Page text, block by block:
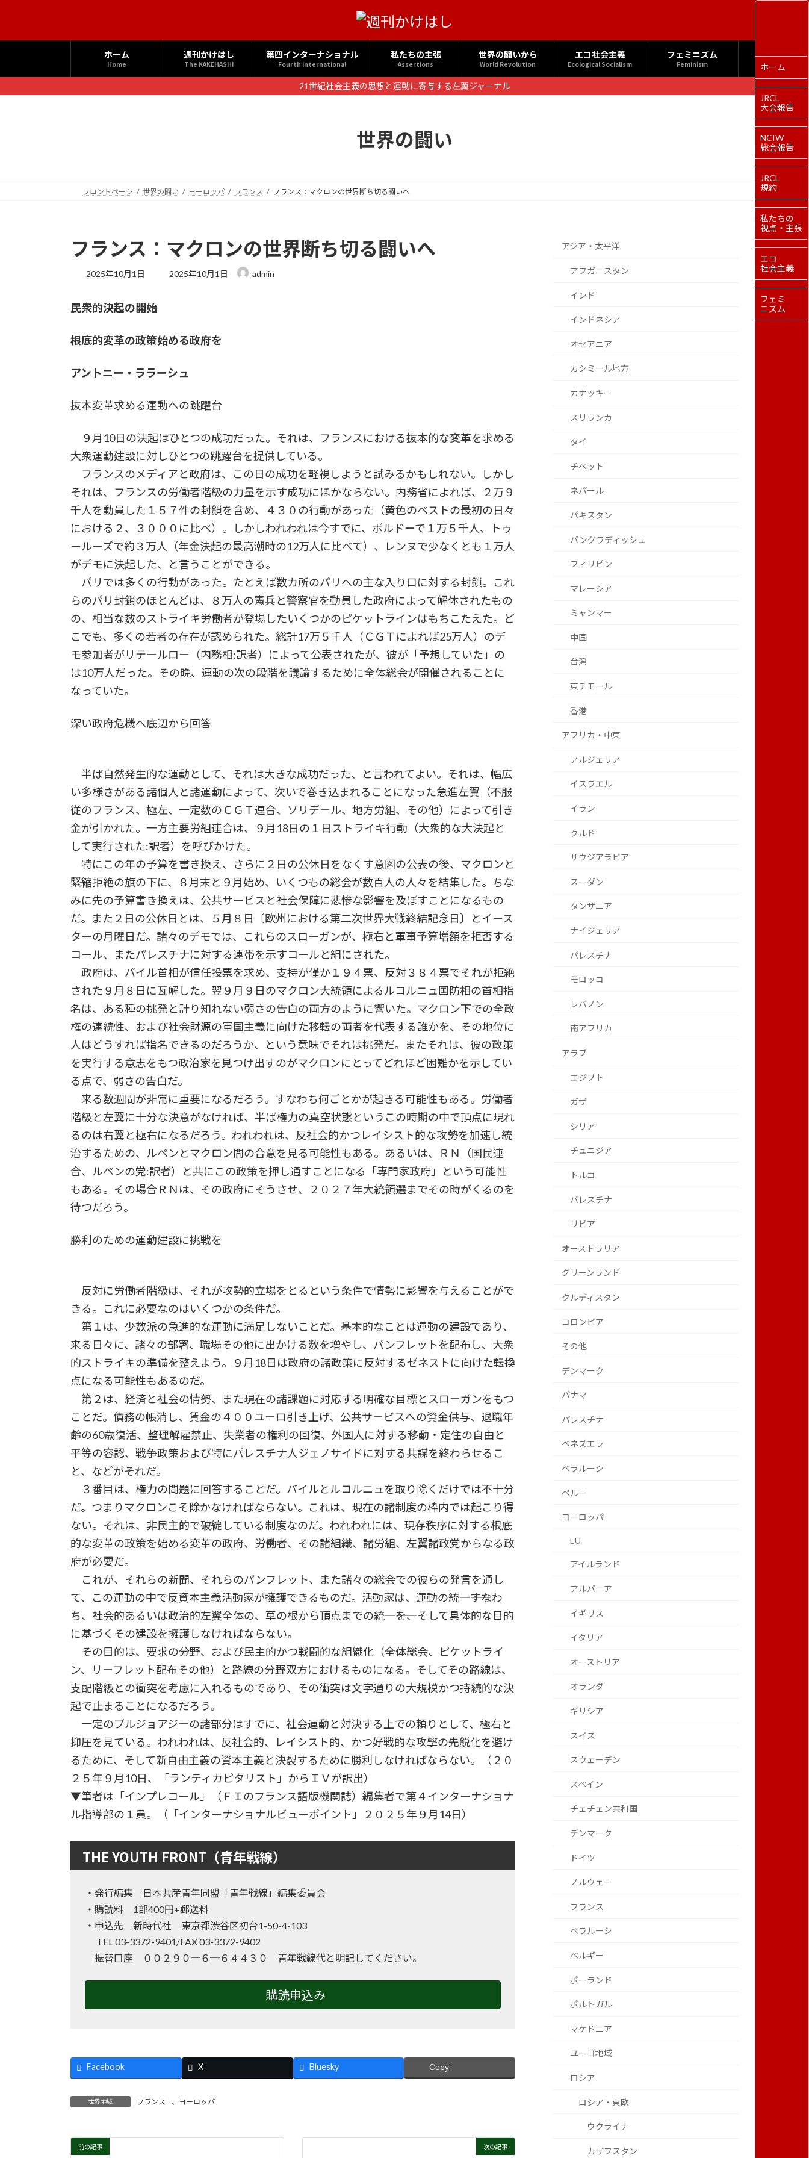
へ
ス
ョ
ン
ホーム
Home
週刊かけはし
The KAKEHASHI
第四インターナショナル
Fourth International
私たちの主張
Assertions
世界の闘いから
World Revolution
エコ社会主義
Ecological Socialism
フェミニズム
Feminism
21世紀社会主義の思想と運動に寄与する左翼ジャーナル
世界の闘い
フロントページ 世界の闘い ヨーロッパ フランス フランス：マクロンの世界断ち切る闘いへ
フランス：マクロンの世界断ち切る闘いへ
2025年10月1日
最
:
2025年10月1日 admin
民衆的決起の開始
根底的変革の政策始める政府を
アントニー・ララーシュ
抜本変革求める運動への跳躍台
９月10日の決起はひとつの成功だった。それは、フランスにおける抜本的な変革を求める
大衆運動建設に対しひとつの跳躍台を提供している。
フランスのメディアと政府は、この日の成功を軽視しようと試みるかもしれない。しかし
それは、フランスの労働者階級の力量を示す成功にほかならない。内務省によれば、２万９
千人を動員した１５７件の封鎖を含め、４３０の行動があった（黄色のベストの最初の日々
における２、３０００に比べ）。しかしわれわれは今すでに、ボルドーで１万５千人、トゥ
ールーズで約３万人（年金決起の最高潮時の12万人に比べて）、レンヌで少なくとも１万人
がデモに決起した、と言うことができる。
パリでは多くの行動があった。たとえば数カ所のパリへの主な入り口に対する封鎖。これ
らのパリ封鎖のほとんどは、８万人の憲兵と警察官を動員した政府によって解体されたもの
の、相当な数のストライキ労働者が登場したいくつかのピケットラインはもちこたえた。ど
こでも、多くの若者の存在が認められた。総計17万５千人（ＣＧＴによれば25万人）のデ
モ参加者がリテールロー（内務相:訳者）によって公表されたが、彼が「予想していた」の
は10万人だった。その晩、運動の次の段階を議論するために全体総会が開催されることに
なっていた。
深い政府危機へ底辺から回答
半ば自然発生的な運動として、それは大きな成功だった、と言われてよい。それは、幅広
い多様さがある諸個人と諸運動によって、次いで巻き込まれることになった急進左翼（不服
従のフランス、極左、一定数のＣＧＴ連合、ソリデール、地方労組、その他）によって引き
金が引かれた。一方主要労組連合は、９月18日の１日ストライキ行動（大衆的な大決起と
して実行された:訳者）を呼びかけた。
特にこの年の予算を書き換え、さらに２日の公休日をなくす意図の公表の後、マクロンと
緊縮拒絶の旗の下に、８月末と９月始め、いくつもの総会が数百人の人々を結集した。ちな
みに先の予算書き換えは、公共サービスと社会保障に悲惨な影響を及ぼすことになるもの
だ。また２日の公休日とは、５月８日〔欧州における第二次世界大戦終結記念日〕とイース
ターの月曜日だ。諸々のデモでは、これらのスローガンが、極右と軍事予算増額を拒否する
コール、またパレスチナに対する連帯を示すコールと組にされた。
政府は、バイル首相が信任投票を求め、支持が僅か１９４票、反対３８４票でそれが拒絶
された９月８日に瓦解した。翌９月９日のマクロン大統領によるルコルニュ国防相の首相指
名は、ある種の挑発と計り知れない弱さの告白の両方のように響いた。マクロン下での全政
権の連続性、および社会財源の軍国主義に向けた移転の両者を代表する誰かを、その地位に
人はどうすれば指名できるのだろうか、という意味でそれは挑発だ。またそれは、彼の政策
を実行する意志をもつ政治家を見つけ出すのがマクロンにとってどれほど困難かを示してい
る点で、弱さの告白だ。
来る数週間が非常に重要になるだろう。すなわち何ごとかが起きる可能性もある。労働者
階級と左翼に十分な決意がなければ、半ば権力の真空状態というこの時期の中で頂点に現れ
るのは右翼と極右になるだろう。われわれは、反社会的かつレイシスト的な攻勢を加速し統
治するための、ルペンとマクロン間の合意を見る可能性もある。あるいは、ＲＮ（国民連
合、ルペンの党:訳者）と共にこの政策を押し通すことになる「専門家政府」という可能性
もある。その場合ＲＮは、その政府にそうさせ、２０２７年大統領選までその時がくるのを
待つだろう。
勝利のための運動建設に挑戦を
反対に労働者階級は、それが攻勢的立場をとるという条件で情勢に影響を与えることがで
きる。これに必要なのはいくつかの条件だ。
第１は、少数派の急進的な運動に満足しないことだ。基本的なことは運動の建設であり、
来る日々に、諸々の部署、職場その他に出かける数を増やし、パンフレットを配布し、大衆
的ストライキの準備を整えよう。９月18日は政府の諸政策に反対するゼネストに向けた転換
点になる可能性もあるのだ。
第２は、経済と社会の情勢、また現在の諸課題に対応する明確な目標とスローガンをもつ
ことだ。債務の帳消し、賃金の４００ユーロ引き上げ、公共サービスへの資金供与、退職年
齢の60歳復活、整理解雇禁止、失業者の権利の回復、外国人に対する移動・定住の自由と
平等の容認、戦争政策および特にパレスチナ人ジェノサイドに対する共謀を終わらせるこ
と、などがそれだ。
３番目は、権力の問題に回答することだ。バイルとルコルニュを取り除くだけでは不十分
だ。つまりマクロンこそ除かなければならない。これは、現在の諸制度の枠内では起こり得
ない。それは、非民主的で破綻している制度なのだ。われわれには、現存秩序に対する根底
的な変革の政策を始める変革の政府、労働者、その諸組織、諸労組、左翼諸政党からなる政
府が必要だ。
これが、それらの新聞、それらのパンフレット、また諸々の総会での彼らの発言を通し
て、この運動の中で反資本主義活動家が擁護できるものだ。活動家は、運動の統一――すなわ
ち、社会的あるいは政治的左翼全体の、草の根から頂点までの統一――を、そして具体的な目的
に基づくその建設を擁護しなければならない。
その目的は、要求の分野、および民主的かつ戦闘的な組織化（全体総会、ピケットライ
ン、リーフレット配布その他）と路線の分野双方におけるものになる。そしてその路線は、
支配階級との衝突を考慮に入れるものであり、その衝突は文字通りの大規模かつ持続的な決
起で止まることになるだろう。
一定のブルジョアジーの諸部分はすでに、社会運動と対決する上での頼りとして、極右と
抑圧を見ている。われわれは、反社会的、レイシスト的、かつ好戦的な攻撃の先鋭化を避け
るために、そして新自由主義の資本主義と決裂するために勝利しなければならない。（２０
２５年９月10日、「ランティカピタリスト」からＩＶが訳出）
▼筆者は「インプレコール」（ＦＩのフランス語版機関誌）編集者で第４インターナショナ
ル指導部の１員。（「インターナショナルビューポイント」２０２５年９月14日）
THE YOUTH FRONT（青年戦線）
・発行編集 日本共産青年同盟「青年戦線」編集委員会
・購読料 1部400円+郵送料
・申込先 新時代社 東京都渋谷区初台1-50-4-103
TEL 03-3372-9401/FAX 03-3372-9402
振替口座 ００２９０─６─６４４３０ 青年戦線代と明記してください。
購読申込み
Facebook X Bluesky Copy
世界地域 フランス 、 ヨーロッパ
前の記事 次の記事
アジア・太平洋
アフガニスタン
インド
インドネシア
オセアニア
カシミール地方
カナッキー
スリランカ
タイ
チベット
ネパール
パキスタン
バングラディッシュ
フィリピン
マレーシア
ミャンマー
中国
台湾
東チモール
香港
アフリカ・中東
アルジェリア
イスラエル
イラン
クルド
サウジアラビア
スーダン
タンザニア
ナイジェリア
パレスチナ
モロッコ
レバノン
南アフリカ
アラブ
エジプト
ガザ
シリア
チュニジア
トルコ
パレスチナ
リビア
オーストラリア
グリーンランド
クルディスタン
コロンビア
その他
デンマーク
パナマ
パレスチナ
ベネズエラ
ベラルーシ
ペルー
ヨーロッパ
EU
アイルランド
アルバニア
イギリス
イタリア
オーストリア
オランダ
ギリシア
スイス
スウェーデン
スペイン
チェチェン共和国
デンマーク
ドイツ
ノルウェー
フランス
ベラルーシ
ベルギー
ポーランド
ポルトガル
マケドニア
ユーゴ地域
ロシア
ロシア・東欧
ウクライナ
カザフスタン
ホーム
JRCL
大会報告
NCIW
総会報告
JRCL
規約
私たちの
視点・主張
エコ
社会主義
フェミ
ニズム